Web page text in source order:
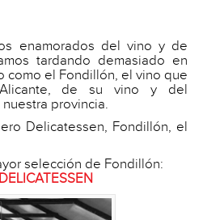
enamorados del vino y de
tardando demasiado en
como el Fondillón, el vino que
de su vino y del
provincia.
Delicatessen, Fondillón, el
selección de Fondillón: